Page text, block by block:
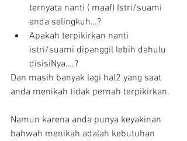
ternyata nanti ( maaf) Istri/suami
anda selingkuh…?
Apakah terpikirkan nanti
istri/suami dipanggil lebih dahulu
disisiNya….?
Dan masih banyak lagi hal2 yang saat
anda menikah tidak pernah terpikirkan.
Namun karena anda punya keyakinan
bahwah menikah adalah kebutuhan